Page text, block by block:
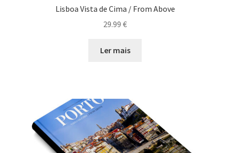
Lisboa Vista de Cima / From Above
29.99 €
Ler mais